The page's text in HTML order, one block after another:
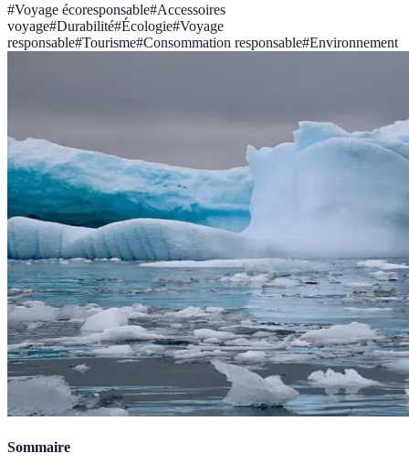
#Voyage écoresponsable#Accessoires
voyage#Durabilité#Écologie#Voyage
responsable#Tourisme#Consommation responsable#Environnement
Sommaire